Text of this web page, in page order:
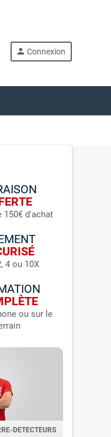
person Connexion
150€ d'achat
4 ou 10X
ou sur le
DETECTEURS